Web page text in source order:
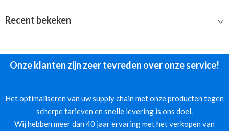
Recent bekeken
Onze klanten zijn zeer tevreden over onze service!
Het optimaliseren van uw supply chain met onze producten tegen
scherpe tarieven en snelle levering is ons doel.
Wij hebben meer dan 40 jaar ervaring met het verkopen van